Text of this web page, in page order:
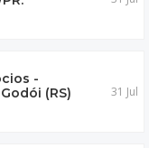
-
(RS)
31 Jul